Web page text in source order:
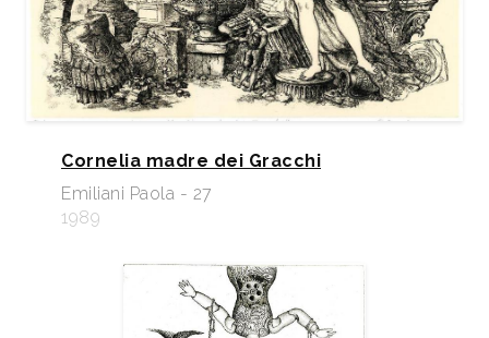
Cornelia madre dei Gracchi
Emiliani Paola - 27
1989